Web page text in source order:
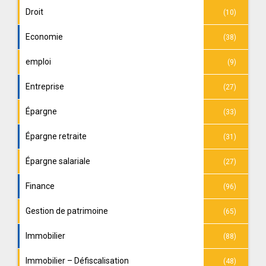
Droit (10)
Economie (38)
emploi (9)
Entreprise (27)
Épargne (33)
Épargne retraite (31)
Épargne salariale (27)
Finance (96)
Gestion de patrimoine (65)
Immobilier (88)
Immobilier – Défiscalisation (48)